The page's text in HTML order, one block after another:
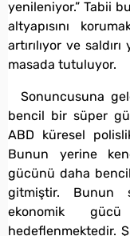
yenileniyor.” Tabii
altyapısını
artırılıyor ve
masada tutuluyor.
Sonuncusuna
bencil bir süper
ABD küresel
Bunun yerine
gücünü daha
gitmiştir. Bunun
ekonomik gücü
hedeflenmektedir.